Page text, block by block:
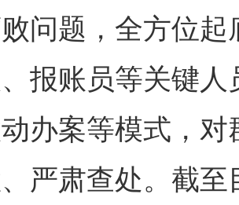
问题，全方位起
报账员等关键
办案等模式，
严肃查处。截至